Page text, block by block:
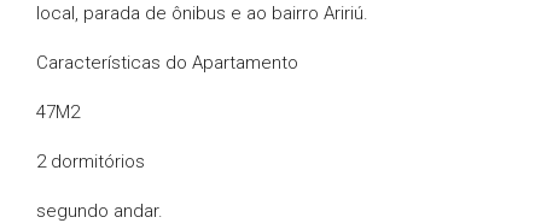
local, parada de ônibus e ao bairro Aririú.
Características do Apartamento
47M2
2 dormitórios
segundo andar.